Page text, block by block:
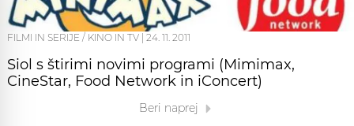
FILMI IN SERIJE / KINO IN TV 24. 11. 2011
Siol s štirimi novimi programi (Mimimax,
CineStar, Food Network in iConcert)
Beri naprej